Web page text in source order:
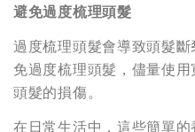
避免過度梳理頭髮
過度梳理頭髮會導致頭髮
免過度梳理頭髮，儘量使
頭髮的損傷。
在日常生活中，這些簡單